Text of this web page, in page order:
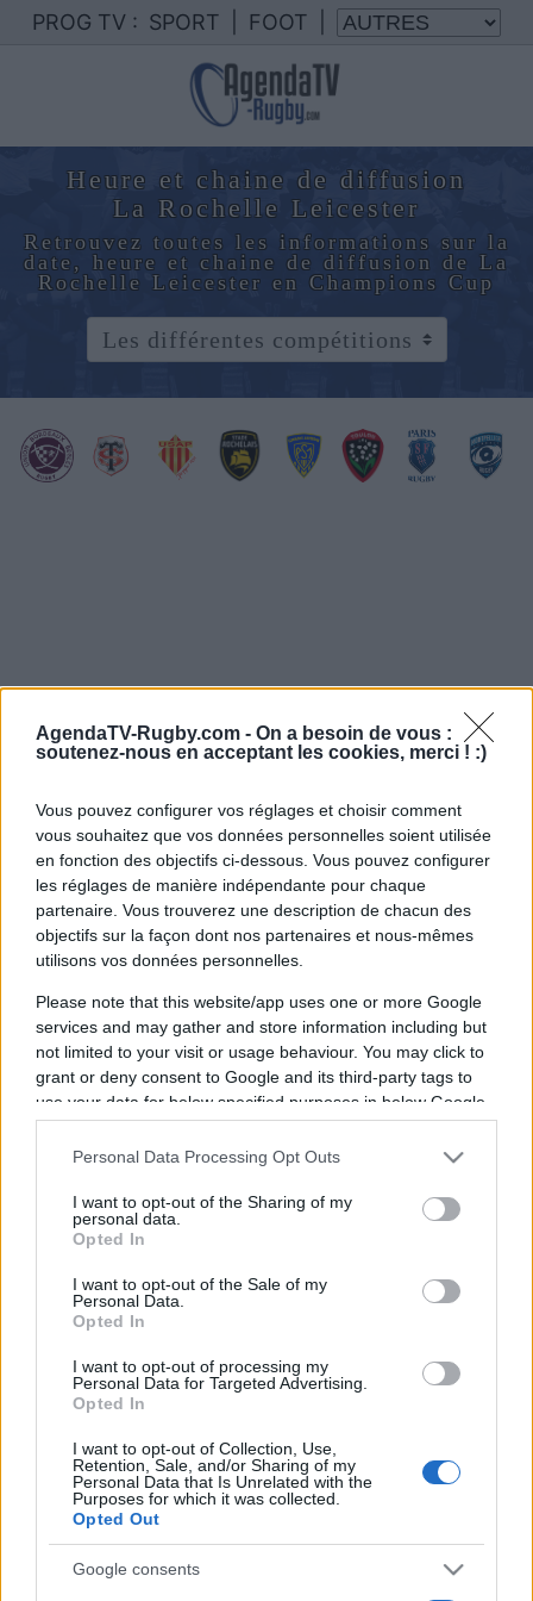
AgendaTV-Rugby.com - On a besoin de vous :
soutenez-nous en acceptant les cookies, merci ! :)
Vous pouvez configurer vos réglages et choisir comment
vous souhaitez que vos données personnelles soient utilisée
en fonction des objectifs ci-dessous. Vous pouvez configurer
les réglages de manière indépendante pour chaque
partenaire. Vous trouverez une description de chacun des
objectifs sur la façon dont nos partenaires et nous-mêmes
utilisons vos données personnelles.
Please note that this website/app uses one or more Google
services and may gather and store information including but
not limited to your visit or usage behaviour. You may click to
grant or deny consent to Google and its third-party tags to
use your data for below specified purposes in below Google
consent section.
Personal Data Processing Opt Outs
I want to opt-out of the Sharing of my
personal data.
Opted In
I want to opt-out of the Sale of my
Personal Data.
Opted In
I want to opt-out of processing my
Personal Data for Targeted Advertising.
Opted In
I want to opt-out of Collection, Use,
Retention, Sale, and/or Sharing of my
Personal Data that Is Unrelated with the
Purposes for which it was collected.
Opted Out
Google consents
PROG TV : SPORT FOOT
Heure et chaine de diffusion
La Rochelle Leicester
Retrouvez toutes les informations sur la
date, heure et chaine de diffusion de La
Rochelle Leicester en Champions Cup
Programme TV Rugby >Champions Cup> La
Rochelle - Leicester
Samedi 06 Décembre 2025
18h30